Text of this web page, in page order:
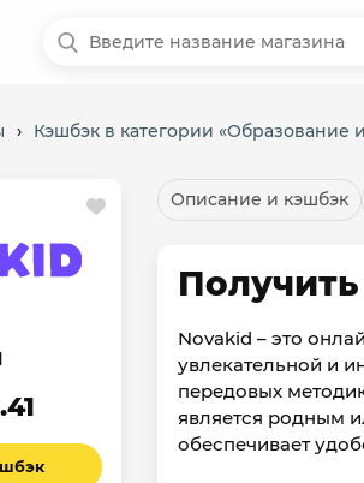
› Кэшбэк в категории «Образование
Описание и кэшбэк
Novakid – это
увлекательной и
передовых
является родным
обеспечивает